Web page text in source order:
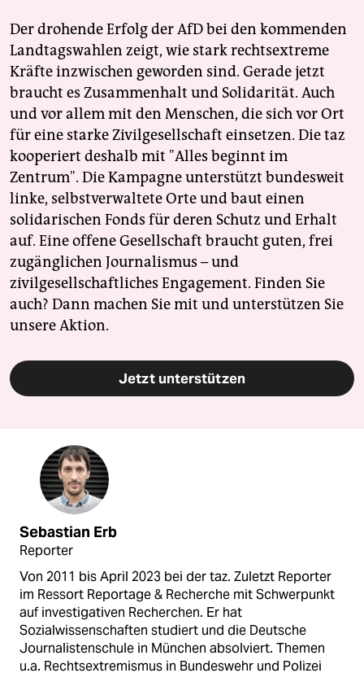
Der drohende Erfolg der AfD bei den kommenden
Landtagswahlen zeigt, wie stark rechtsextreme
Kräfte inzwischen geworden sind. Gerade jetzt
braucht es Zusammenhalt und Solidarität. Auch
und vor allem mit den Menschen, die sich vor Ort
für eine starke Zivilgesellschaft einsetzen. Die taz
kooperiert deshalb mit "Alles beginnt im
Zentrum". Die Kampagne unterstützt bundesweit
linke, selbstverwaltete Orte und baut einen
solidarischen Fonds für deren Schutz und Erhalt
auf. Eine offene Gesellschaft braucht guten, frei
zugänglichen Journalismus – und
zivilgesellschaftliches Engagement. Finden Sie
auch? Dann machen Sie mit und unterstützen Sie
unsere Aktion.
Jetzt unterstützen
Sebastian Erb
Reporter
Von 2011 bis April 2023 bei der taz. Zuletzt Reporter
im Ressort Reportage & Recherche mit Schwerpunkt
auf investigativen Recherchen. Er hat
Sozialwissenschaften studiert und die Deutsche
Journalistenschule in München absolviert. Themen
u.a. Rechtsextremismus in Bundeswehr und Polizei